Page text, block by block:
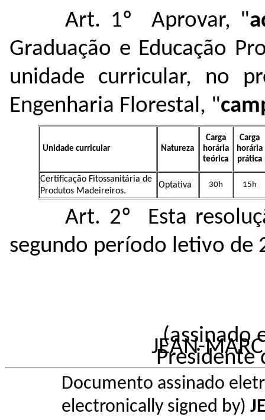
Art. 1º Aprovar, "
Graduação e Educação
unidade curricular, no
Engenharia Florestal, "
Unidade curricular Natureza
Carga
horária
teórica
Carga
horária
prática
Certificação Fitossanitária de
Produtos Madeireiros.
Optativa 30h 15h
Art. 2º Esta
segundo período letivo de
(assinado
JEAN-
Presidente
Documento assinado
electronically signed by)